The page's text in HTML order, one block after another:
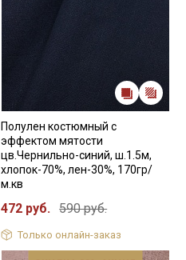
Полулен костюмный с
эффектом мятости
цв.Чернильно-синий, ш.1.5м,
хлопок-70%, лен-30%, 170гр/
м.кв
472 руб. 590 руб.
Только онлайн-заказ